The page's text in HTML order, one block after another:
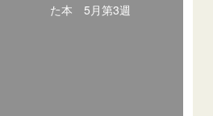
た本 5月第3週